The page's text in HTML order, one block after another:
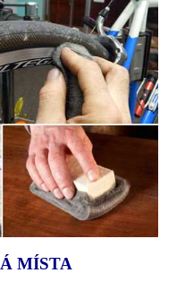
MÍSTA